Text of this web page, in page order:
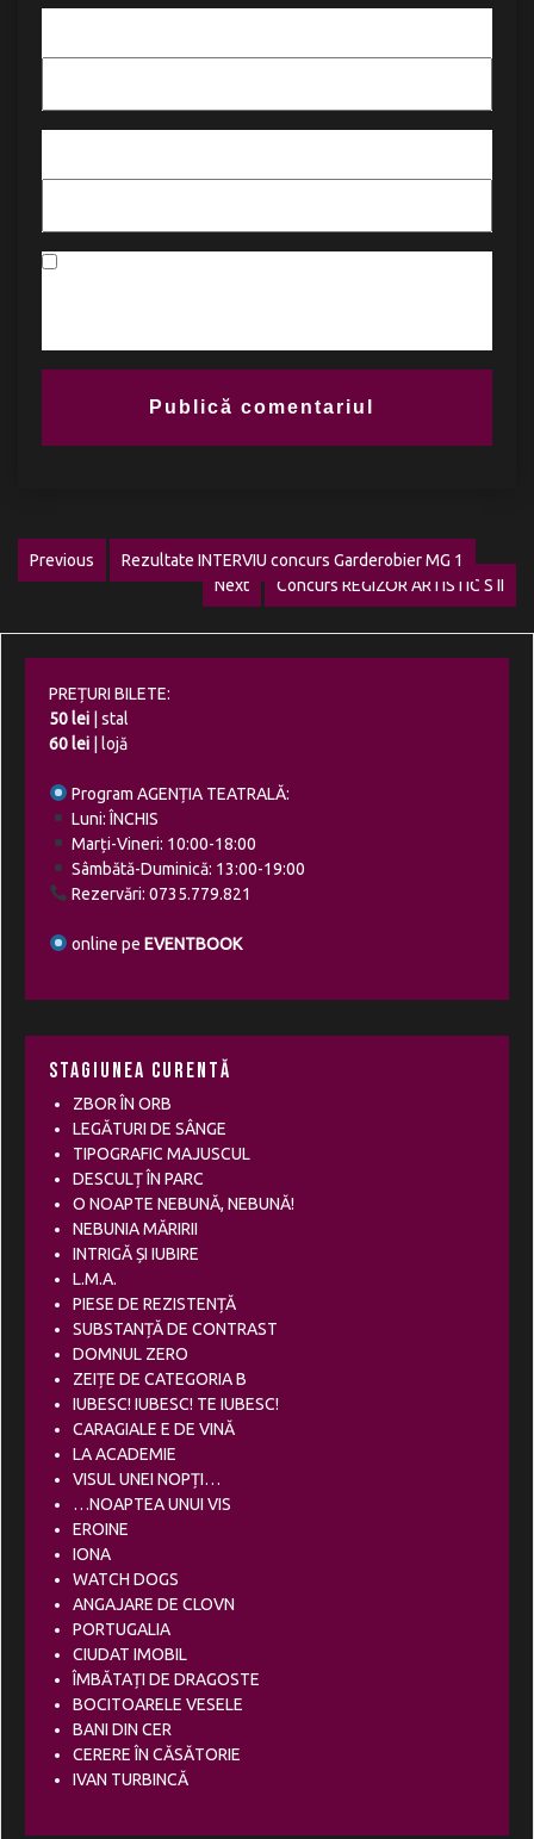
Navigare
articole
Previous
Previous
Rezultate INTERVIU concurs Garderobier MG 1
Next
Next
Concurs REGIZOR ARTISTIC S II
PREȚURI BILETE:
50 lei
| stal
60 lei
| lojă
Program AGENȚIA TEATRALĂ:
Luni: ÎNCHIS
Marți-Vineri: 10:00-18:00
Sâmbătă-Duminică: 13:00-19:00
Rezervări: 0735.779.821
online pe EVENTBOOK
Stagiunea curentă
ZBOR ÎN ORB
LEGĂTURI DE SÂNGE
TIPOGRAFIC MAJUSCUL
DESCULȚ ÎN PARC
O NOAPTE NEBUNĂ, NEBUNĂ!
NEBUNIA MĂRIRII
INTRIGĂ ȘI IUBIRE
L.M.A.
PIESE DE REZISTENȚĂ
SUBSTANȚĂ DE CONTRAST
DOMNUL ZERO
ZEIȚE DE CATEGORIA B
IUBESC! IUBESC! TE IUBESC!
CARAGIALE E DE VINĂ
LA ACADEMIE
VISUL UNEI NOPȚI…
…NOAPTEA UNUI VIS
EROINE
IONA
WATCH DOGS
ANGAJARE DE CLOVN
PORTUGALIA
CIUDAT IMOBIL
ÎMBĂTAȚI DE DRAGOSTE
BOCITOARELE VESELE
BANI DIN CER
CERERE ÎN CĂSĂTORIE
IVAN TURBINCĂ